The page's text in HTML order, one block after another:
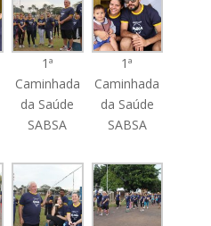
1ª
Caminhada
da Saúde
SABSA
1ª
Caminhada
da Saúde
SABSA